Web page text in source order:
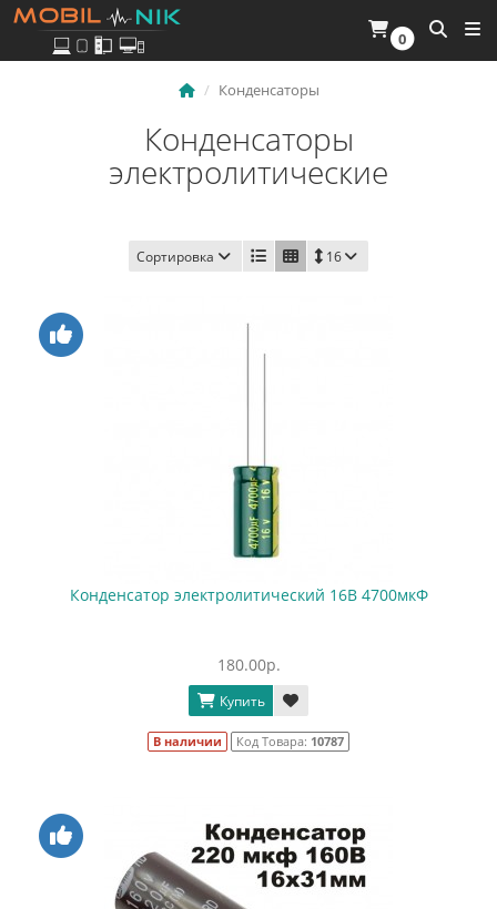
0
Конденсаторы
Конденсаторы
электролитические
Сортировка 16
Конденсатор электролитический 16В 4700мкФ
180.00р.
Купить
В наличии Код Товара: 10787